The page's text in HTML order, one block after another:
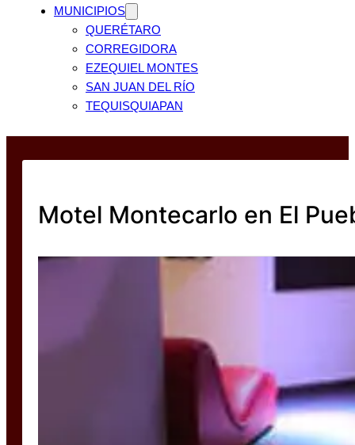
MUNICIPIOS
QUERÉTARO
CORREGIDORA
EZEQUIEL MONTES
SAN JUAN DEL RÍO
TEQUISQUIAPAN
Motel Montecarlo en El